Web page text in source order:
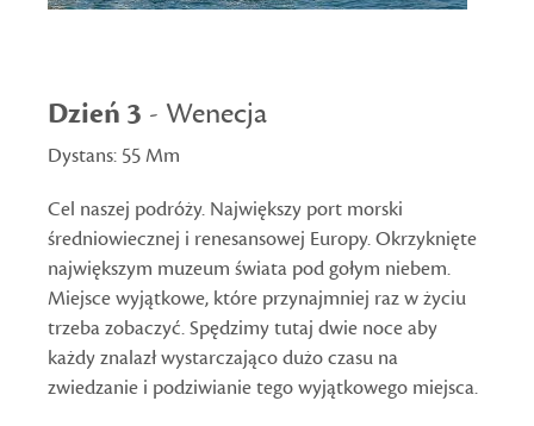
Dzień 3 - Wenecja
Dystans: 55 Mm
Cel naszej podróży. Największy port morski
średniowiecznej i renesansowej Europy. Okrzyknięte
największym muzeum świata pod gołym niebem.
Miejsce wyjątkowe, które przynajmniej raz w życiu
trzeba zobaczyć. Spędzimy tutaj dwie noce aby
każdy znalazł wystarczająco dużo czasu na
zwiedzanie i podziwianie tego wyjątkowego miejsca.